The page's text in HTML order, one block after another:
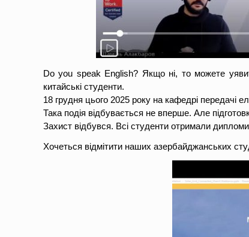
Do you speak English? Якщо ні, то можете
китайські студенти.
18 грудня цього 2025 року на кафедрі передачі
Така подія відбувається не вперше. Але
Захист відбувся. Всі студенти отримали
Хочеться відмітити наших азербайджанських